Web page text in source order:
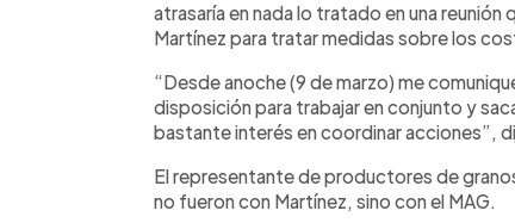
atrasaría en nada lo tratado en una
Martínez para tratar medidas sobre los
“Desde anoche (9 de marzo) me
disposición para trabajar en conjunto y
bastante interés en coordinar acciones”,
El representante de productores de
no fueron con Martínez, sino con el MAG.